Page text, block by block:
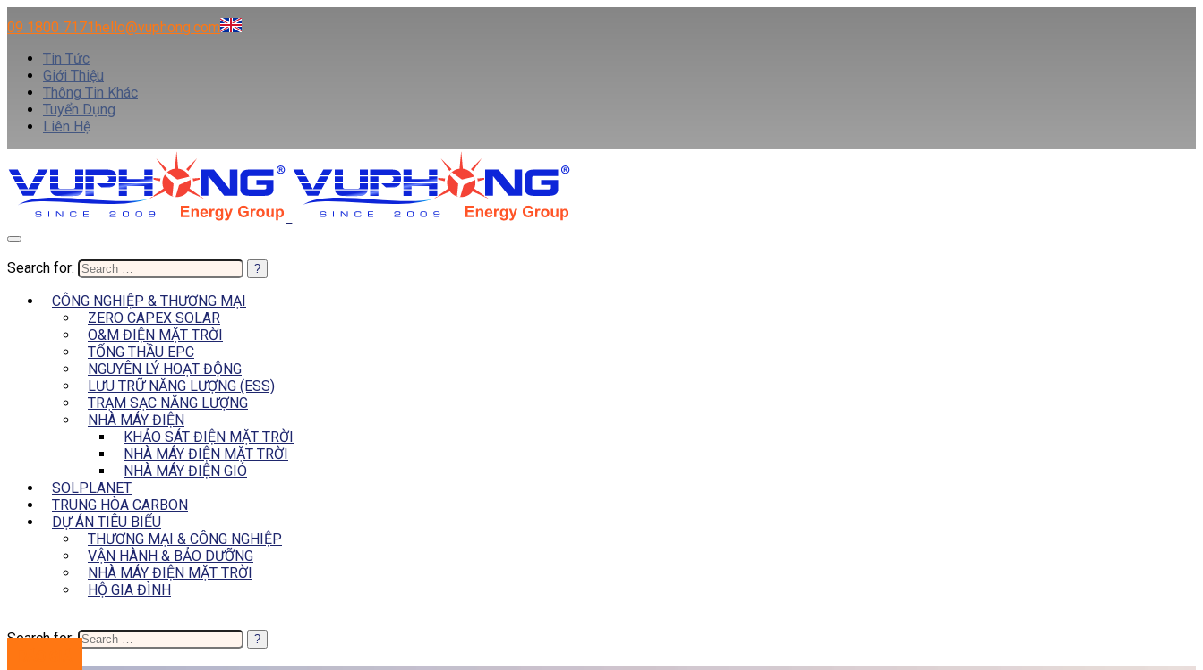
09 1800 7171hello@vuphong.com
Tin Tức
Giới Thiệu
Thông Tin Khác
Tuyển Dụng
Liên Hệ
Search for:
CÔNG NGHIỆP & THƯƠNG MẠI
ZERO CAPEX SOLAR
O&M ĐIỆN MẶT TRỜI
TỔNG THẦU EPC
NGUYÊN LÝ HOẠT ĐỘNG
LƯU TRỮ NĂNG LƯỢNG (ESS)
TRẠM SẠC NĂNG LƯỢNG
NHÀ MÁY ĐIỆN
KHẢO SÁT ĐIỆN MẶT TRỜI
NHÀ MÁY ĐIỆN MẶT TRỜI
NHÀ MÁY ĐIỆN GIÓ
SOLPLANET
TRUNG HÒA CARBON
DỰ ÁN TIÊU BIỂU
THƯƠNG MẠI & CÔNG NGHIỆP
VẬN HÀNH & BẢO DƯỠNG
NHÀ MÁY ĐIỆN MẶT TRỜI
HỘ GIA ĐÌNH
Search for: